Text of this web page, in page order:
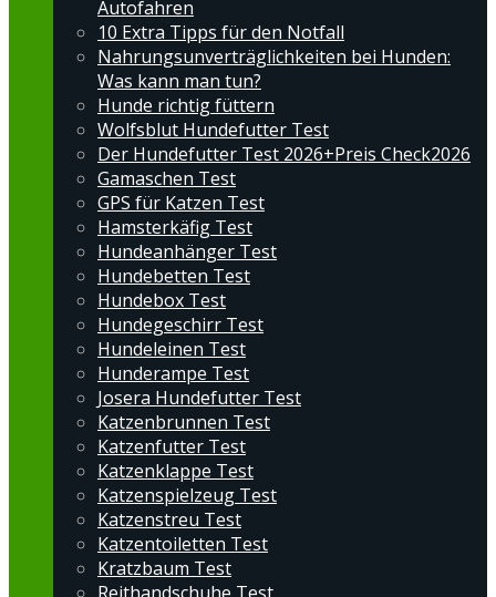
Autofahren
10 Extra Tipps für den Notfall
Nahrungsunverträglichkeiten bei Hunden:
Was kann man tun?
Hunde richtig füttern
Wolfsblut Hundefutter Test
Der Hundefutter Test 2026+Preis Check2026
Gamaschen Test
GPS für Katzen Test
Hamsterkäfig Test
Hundeanhänger Test
Hundebetten Test
Hundebox Test
Hundegeschirr Test
Hundeleinen Test
Hunderampe Test
Josera Hundefutter Test
Katzenbrunnen Test
Katzenfutter Test
Katzenklappe Test
Katzenspielzeug Test
Katzenstreu Test
Katzentoiletten Test
Kratzbaum Test